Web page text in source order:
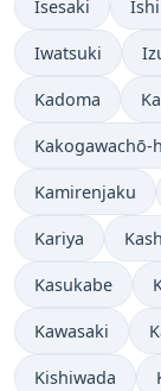
Isesaki
Iwatsuki
Kadoma
Kakogawachō-
Kamirenjaku
Kariya
Kasukabe
Kawasaki
Kishiwada